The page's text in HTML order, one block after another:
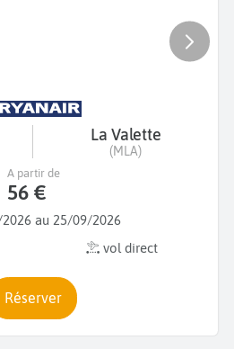
La Valette
(MLA)
au 25/09/2026
vol direct
A partir de
56 €
Réserver